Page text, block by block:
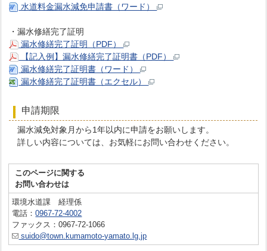
水道料金漏水減免申請書（ワード）
・漏水修繕完了証明
漏水修繕完了証明（PDF）
【記入例】漏水修繕完了証明書（PDF）
漏水修繕完了証明書（ワード）
漏水修繕完了証明書（エクセル）
申請期限
漏水減免対象月から1年以内に申請をお願いします。
詳しい内容については、お気軽にお問い合わせください。
このページに関する
お問い合わせは
環境水道課 経理係
電話：0967-72-4002
ファックス：0967-72-1066
suido@town.kumamoto-yamato.lg.jp